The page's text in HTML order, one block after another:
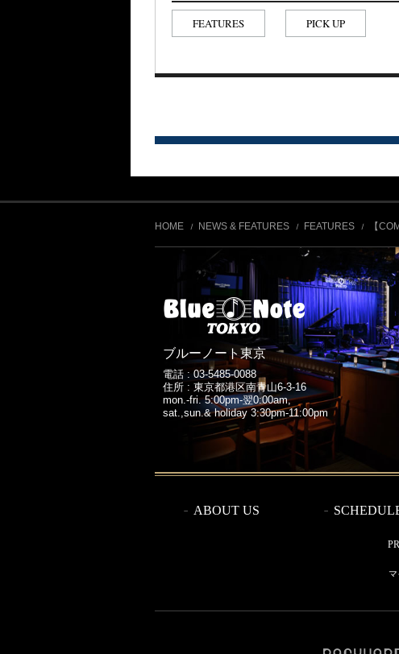
FEATURES PICK UP
HOME NEWS & FEATURES FEATURES 【
ブルーノート東京
電話 : 03-5485-0088
住所 : 東京都港区南青山6-3-16
mon.-fri. 5:00pm-翌0:00am,
sat.,sun.& holiday 3:30pm-11:00pm
ABOUT US
マ